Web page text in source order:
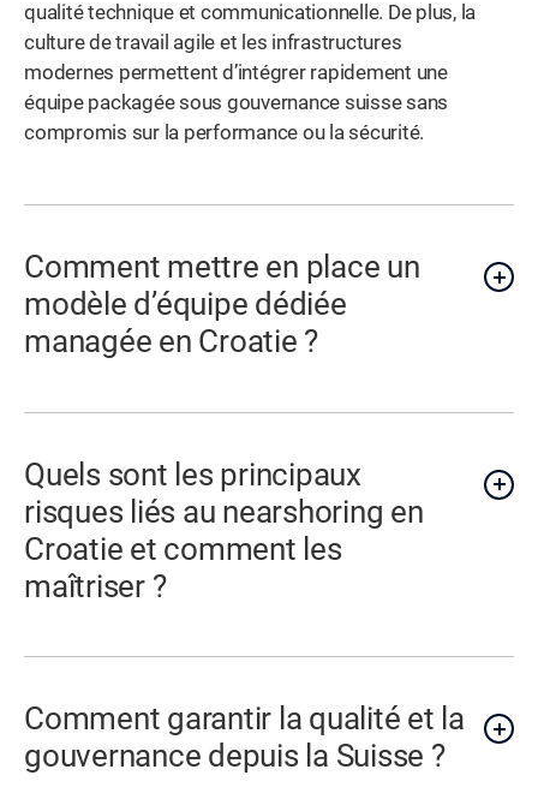
qualité technique et communicationnelle. De plus, la
culture de travail agile et les infrastructures
modernes permettent d’intégrer rapidement une
équipe packagée sous gouvernance suisse sans
compromis sur la performance ou la sécurité.
Comment mettre en place un
modèle d’équipe dédiée
managée en Croatie ?
Quels sont les principaux
risques liés au nearshoring en
Croatie et comment les
maîtriser ?
Comment garantir la qualité et la
gouvernance depuis la Suisse ?